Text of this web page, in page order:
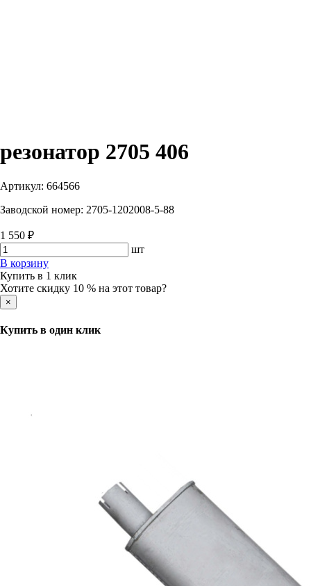
резонатор 2705 406
Артикул: 664566
Заводской номер: 2705-1202008-5-88
1 550 ₽
шт
В корзину
Купить в 1 клик
Хотите скидку 10 % на этот товар?
×
Купить в один клик